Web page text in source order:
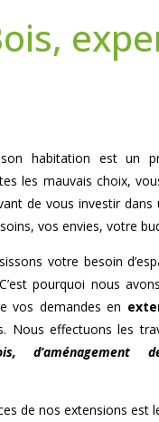
habitation est un
les mauvais choix,
de vous investir
vos envies, votre
votre besoin
pourquoi nous
vos demandes en
Nous effectuons les
d’aménagement
de nos extensions est